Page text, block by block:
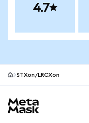
4.7
STXon/LRCXon